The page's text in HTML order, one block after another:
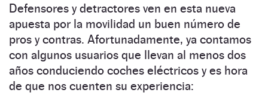
Defensores y detractores ven en esta nueva
apuesta por la movilidad un buen número de
pros y contras. Afortunadamente, ya contamos
con algunos usuarios que llevan al menos dos
años conduciendo coches eléctricos y es hora
de que nos cuenten su experiencia: